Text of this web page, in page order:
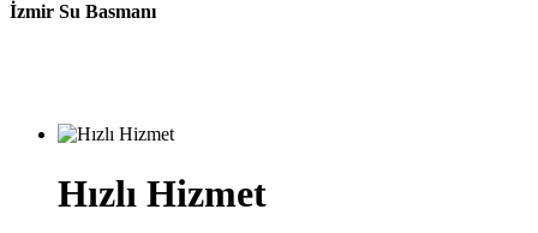
İzmir Su Basmanı
Hızlı Hizmet